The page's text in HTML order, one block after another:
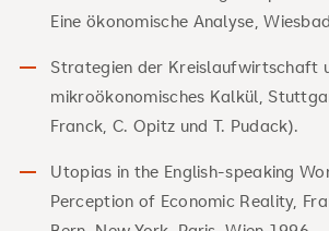
Eine ökonomische Analyse,
Strategien der Kreislaufwirtschaft
mikroökonomisches Kalkül,
Franck, C. Opitz und T. Pudack).
Utopias in the English-speaking
Perception of Economic Reality,